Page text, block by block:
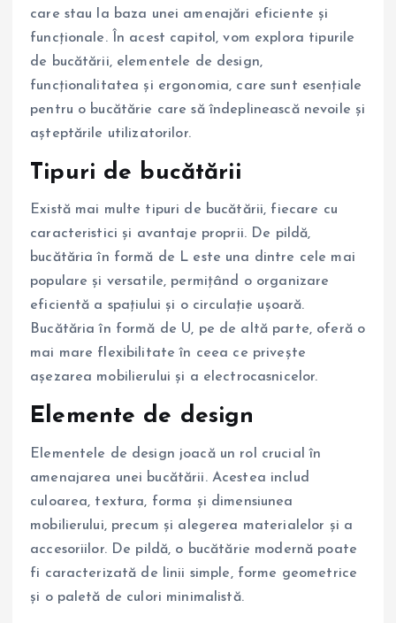
care stau la baza unei amenajări eficiente și
funcționale. În acest capitol, vom explora tipurile
de bucătării, elementele de design,
funcționalitatea și ergonomia, care sunt esențiale
pentru o bucătărie care să îndeplinească nevoile și
așteptările utilizatorilor.
Tipuri de bucătării
Există mai multe tipuri de bucătării, fiecare cu
caracteristici și avantaje proprii. De pildă,
bucătăria în formă de L este una dintre cele mai
populare și versatile, permițând o organizare
eficientă a spațiului și o circulație ușoară.
Bucătăria în formă de U, pe de altă parte, oferă o
mai mare flexibilitate în ceea ce privește
așezarea mobilierului și a electrocasnicelor.
Elemente de design
Elementele de design joacă un rol crucial în
amenajarea unei bucătării. Acestea includ
culoarea, textura, forma și dimensiunea
mobilierului, precum și alegerea materialelor și a
accesoriilor. De pildă, o bucătărie modernă poate
fi caracterizată de linii simple, forme geometrice
și o paletă de culori minimalistă.